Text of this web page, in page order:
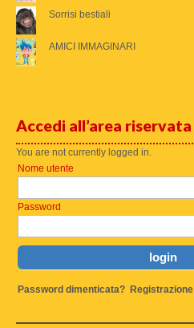
Sorrisi bestiali
AMICI IMMAGINARI
Accedi all’area riservata
You are not currently logged in.
Nome utente
Password
Password dimenticata? Registrazione